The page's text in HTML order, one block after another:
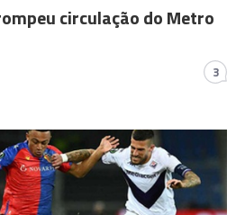
circulação do Metro
3